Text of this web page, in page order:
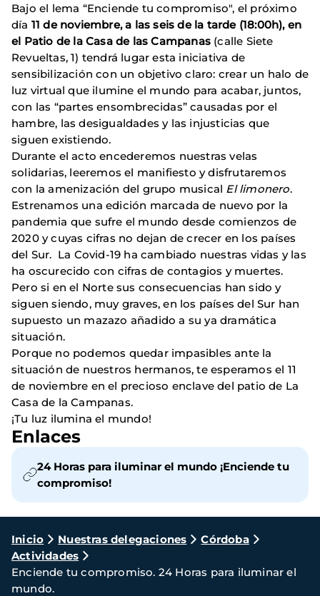
Bajo el lema “Enciende tu compromiso", el próximo
día 11 de noviembre, a las seis de la tarde (18:00h), en
el Patio de la Casa de las Campanas (calle Siete
Revueltas, 1) tendrá lugar esta iniciativa de
sensibilización con un objetivo claro: crear un halo de
luz virtual que ilumine el mundo para acabar, juntos,
con las “partes ensombrecidas” causadas por el
hambre, las desigualdades y las injusticias que
siguen existiendo.
Durante el acto encederemos nuestras velas
solidarias, leeremos el manifiesto y disfrutaremos
con la amenización del grupo musical El limonero.
Estrenamos una edición marcada de nuevo por la
pandemia que sufre el mundo desde comienzos de
2020 y cuyas cifras no dejan de crecer en los países
del Sur. La Covid-19 ha cambiado nuestras vidas y las
ha oscurecido con cifras de contagios y muertes.
Pero si en el Norte sus consecuencias han sido y
siguen siendo, muy graves, en los países del Sur han
supuesto un mazazo añadido a su ya dramática
situación.
Porque no podemos quedar impasibles ante la
situación de nuestros hermanos, te esperamos el 11
de noviembre en el precioso enclave del patio de La
Casa de la Campanas.
¡Tu luz ilumina el mundo!
Enlaces
24 Horas para iluminar el mundo ¡Enciende tu
compromiso!
Ruta
de
navegación
Inicio Nuestras delegaciones
Córdoba
Actividades
Enciende tu compromiso. 24 Horas para iluminar el
mundo.